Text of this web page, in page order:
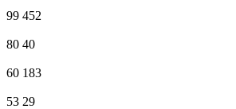
99 452
80 40
60 183
53 29